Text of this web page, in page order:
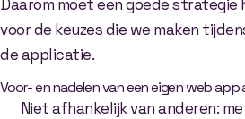
Daarom moet een goede
voor de keuzes die we maken
de applicatie.
Voor- en nadelen van een eigen web
Niet afhankelijk van anderen: